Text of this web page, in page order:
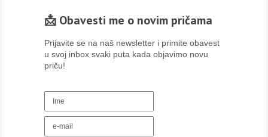
📩 Obavesti me o novim pričama
Prijavite se na naš newsletter i primite obavest
u svoj inbox svaki puta kada objavimo novu
priču!